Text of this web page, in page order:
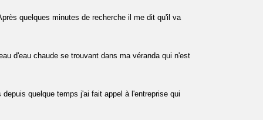
quelques minutes de recherche il me dit qu'il va
d'eau chaude se trouvant dans ma véranda qui n'est
quelque temps j'ai fait appel à l'entreprise qui